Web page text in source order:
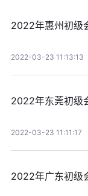
2022年惠州初级
2022-03-23 11:13:13
2022年东莞初级
2022-03-23 11:11:17
2022年广东初级